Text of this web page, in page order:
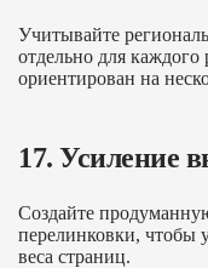
Учитывайте
отдельно для каждого
ориентирован на
17. Усиление
Создайте
перелинковки, чтобы
веса страниц.